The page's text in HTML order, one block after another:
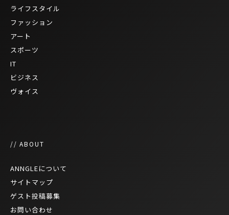
ライフスタイル
ファッション
アート
スポーツ
IT
ビジネス
ヴォイス
// ABOUT
ANNGLEについて
サイトマップ
ゲスト投稿募集
お問い合わせ